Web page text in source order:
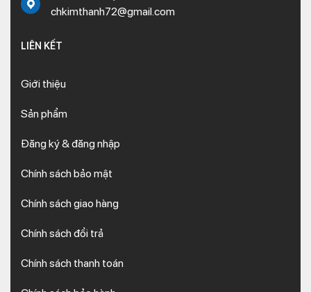
chkimthanh72@gmail.com
LIÊN KẾT
Giới thiệu
Sản phẩm
Đăng ký & đăng nhập
Chính sách bảo mật
Chính sách giao hàng
Chính sách đổi trả
Chính sách thanh toán